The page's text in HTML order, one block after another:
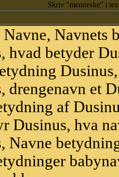
Skriv "menneske" i
Navnets
hvad betyder
drengenavn et
af
Dusinus, hva
Navne